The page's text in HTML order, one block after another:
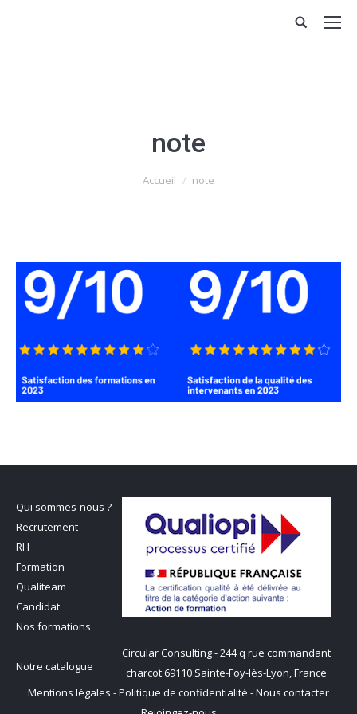
note
Accueil note
Qui sommes-nous ?
Recrutement
RH
Formation
Qualiteam
Candidat
Nos formations
Notre catalogue
Circular Consulting - 244 q rue commandant
charcot 69110 Sainte-Foy-lès-Lyon, France
Mentions légales -Politique de confidentialité -Nous contacter